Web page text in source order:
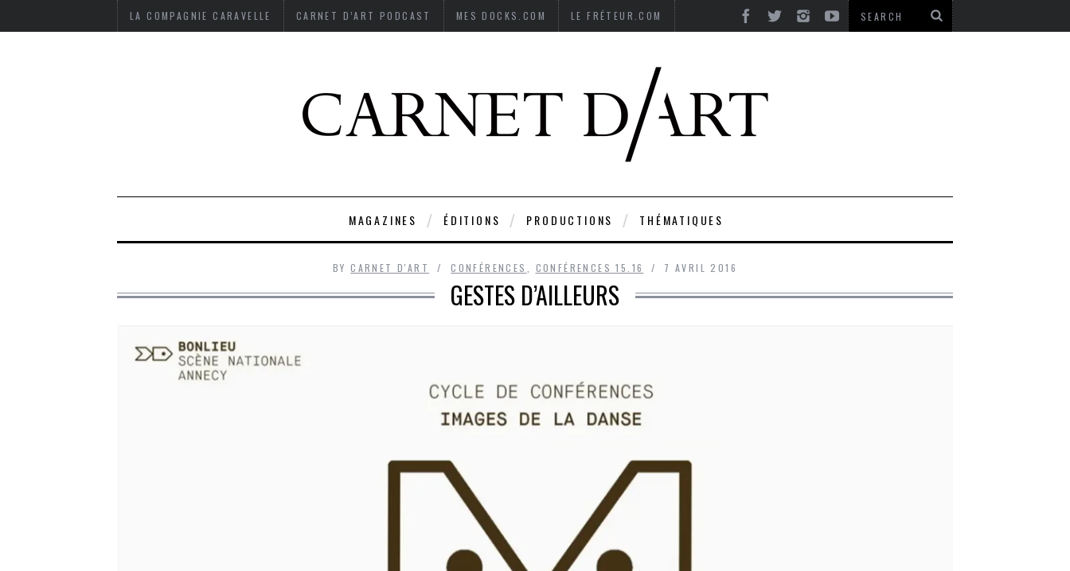
LA COMPAGNIE CARAVELLE CARNET D’ART PODCAST MES DOCKS.COM LE FRÉTEUR.COM
MAGAZINES ÉDITIONS PRODUCTIONS THÉMATIQUES
BYCARNET D'ART CONFÉRENCES CONFÉRENCES 15.16 7 AVRIL 2016
GESTES D’AILLEURS